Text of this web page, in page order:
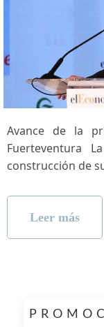
Avance de la primera planta solar de Naturgy en
Fuerteventura
construcción de
Leer más